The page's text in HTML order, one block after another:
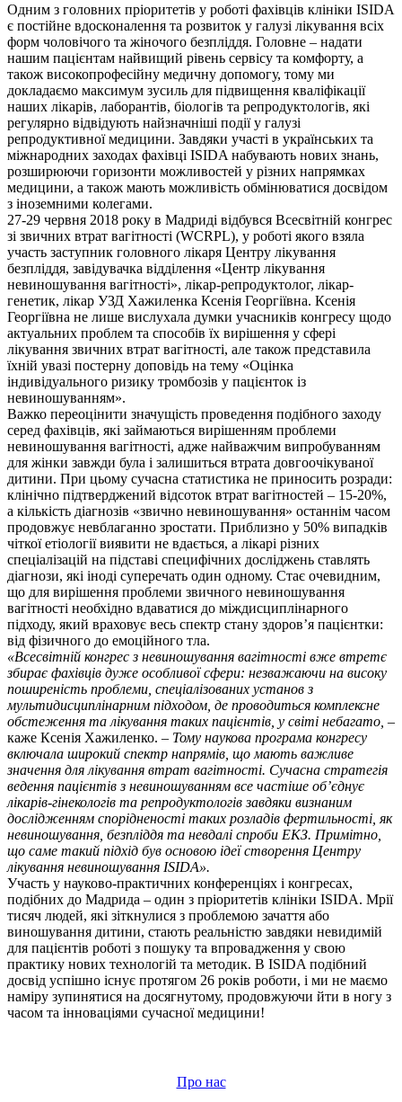
Одним з головних пріоритетів у роботі фахівців клініки ISIDA
є постійне вдосконалення та розвиток у галузі лікування всіх
форм чоловічого та жіночого безпліддя. Головне – надати
нашим пацієнтам найвищий рівень сервісу та комфорту, а
також високопрофесійну медичну допомогу, тому ми
докладаємо максимум зусиль для підвищення кваліфікації
наших лікарів, лаборантів, біологів та репродуктологів, які
регулярно відвідують найзначніші події у галузі
репродуктивної медицини. Завдяки участі в українських та
міжнародних заходах фахівці ISIDA набувають нових знань,
розширюючи горизонти можливостей у різних напрямках
медицини, а також мають можливість обмінюватися досвідом
з іноземними колегами.
27-29 червня 2018 року в Мадриді відбувся Всесвітній конгрес
зі звичних втрат вагітності (WCRPL), у роботі якого взяла
участь заступник головного лікаря Центру лікування
безпліддя, завідувачка відділення «Центр лікування
невиношування вагітності», лікар-репродуктолог, лікар-
генетик, лікар УЗД Хажиленка Ксенія Георгіївна. Ксенія
Георгіївна не лише вислухала думки учасників конгресу щодо
актуальних проблем та способів їх вирішення у сфері
лікування звичних втрат вагітності, але також представила
їхній увазі постерну доповідь на тему «Оцінка
індивідуального ризику тромбозів у пацієнток із
невиношуванням».
Важко переоцінити значущість проведення подібного заходу
серед фахівців, які займаються вирішенням проблеми
невиношування вагітності, адже найважчим випробуванням
для жінки завжди була і залишиться втрата довгоочікуваної
дитини. При цьому сучасна статистика не приносить розради:
клінічно підтверджений відсоток втрат вагітностей – 15-20%,
а кількість діагнозів «звично невиношування» останнім часом
продовжує невблаганно зростати. Приблизно у 50% випадків
чіткої етіології виявити не вдається, а лікарі різних
спеціалізацій на підставі специфічних досліджень ставлять
діагнози, які іноді суперечать один одному. Стає очевидним,
що для вирішення проблеми звичного невиношування
вагітності необхідно вдаватися до міждисциплінарного
підходу, який враховує весь спектр стану здоров’я пацієнтки:
від фізичного до емоційного тла.
«Всесвітній конгрес з невиношування вагітності вже втретє
збирає фахівців дуже особливої сфери: незважаючи на високу
поширеність проблеми, спеціалізованих установ з
мультидисциплінарним підходом, де проводиться комплексне
обстеження та лікування таких пацієнтів, у світі небагато, –
каже Ксенія Хажиленко. – Тому наукова програма конгресу
включала широкий спектр напрямів, що мають важливе
значення для лікування втрат вагітності. Сучасна стратегія
ведення пацієнтів з невиношуванням все частіше об’єднує
лікарів-гінекологів та репродуктологів завдяки визнаним
дослідженням спорідненості таких розладів фертильності, як
невиношування, безпліддя та невдалі спроби ЕКЗ. Примітно,
що саме такий підхід був основою ідеї створення Центру
лікування невиношування ISIDA».
Участь у науково-практичних конференціях і конгресах,
подібних до Мадрида – один з пріоритетів клініки ISIDA. Мрії
тисяч людей, які зіткнулися з проблемою зачаття або
виношування дитини, стають реальністю завдяки невидимій
для пацієнтів роботі з пошуку та впровадження у свою
практику нових технологій та методик. В ISIDA подібний
досвід успішно існує протягом 26 років роботи, і ми не маємо
наміру зупинятися на досягнутому, продовжуючи йти в ногу з
часом та інноваціями сучасної медицини!
Про нас